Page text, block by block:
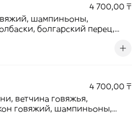
4 700,00 ₸
шампиньоны,
болгарский перец,
4 700,00 ₸
ветчина говяжья,
говяжий, шампиньоны,